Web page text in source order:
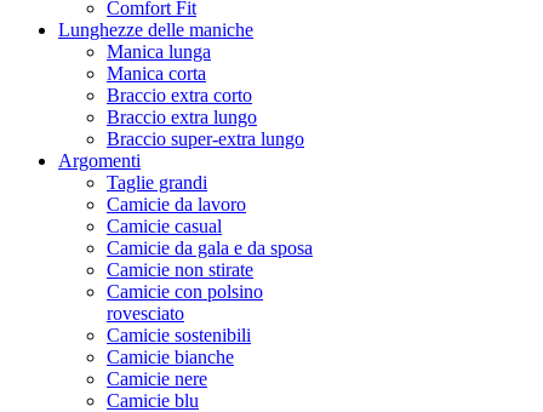
Comfort Fit
Lunghezze delle maniche
Manica lunga
Manica corta
Braccio extra corto
Braccio extra lungo
Braccio super-extra lungo
Argomenti
Taglie grandi
Camicie da lavoro
Camicie casual
Camicie da gala e da sposa
Camicie non stirate
Camicie con polsino
rovesciato
Camicie sostenibili
Camicie bianche
Camicie nere
Camicie blu